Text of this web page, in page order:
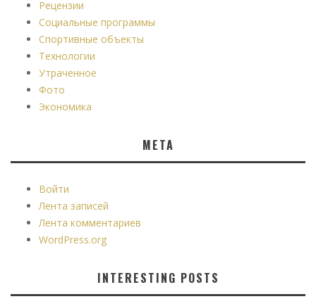
Рецензии
Социальные программы
Спортивные объекты
Технологии
Утраченное
Фото
Экономика
МЕТА
Войти
Лента записей
Лента комментариев
WordPress.org
INTERESTING POSTS